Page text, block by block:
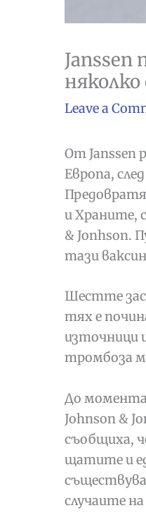
Janssen
Leave a
От Janssen
Европа,
и Храните,
& Jonhson.
тази
Шестте
тях е
източници
тромбоза
До
Johnson &
съобщиха,
щатите и
случаите